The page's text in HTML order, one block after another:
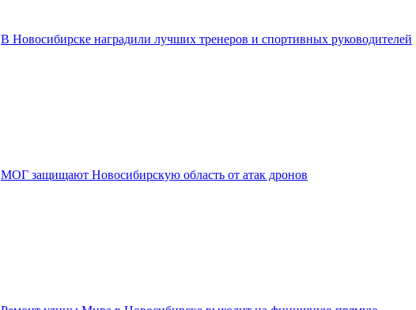
В Новосибирске наградили лучших тренеров и спортивных руководителей
МОГ защищают Новосибирскую область от атак дронов